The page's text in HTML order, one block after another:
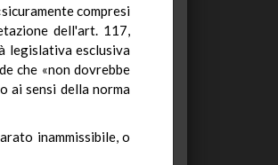
compresi
dell'art. 117,
legislativa esclusiva
che «non dovrebbe
ai sensi della norma
inammissibile, o